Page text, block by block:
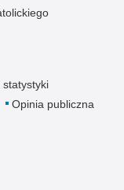
Opinia publiczna